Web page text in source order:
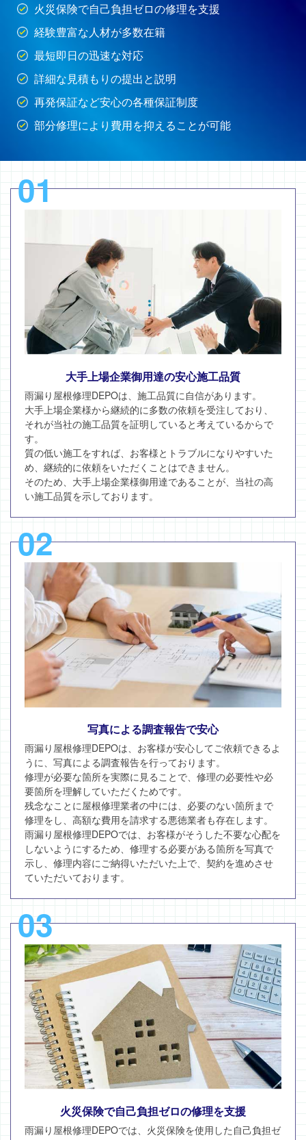
火災保険で自己負担ゼロの修理を支援
経験豊富な人材が多数在籍
最短即日の迅速な対応
詳細な見積もりの提出と説明
再発保証など安心の各種保証制度
部分修理により費用を抑えることが可能
01
大手上場企業御用達の安心施工品質
雨漏り屋根修理DEPOは、施工品質に自信があります。
大手上場企業様から継続的に多数の依頼を受注しており、
それが当社の施工品質を証明していると考えているからで
す。
質の低い施工をすれば、お客様とトラブルになりやすいた
め、継続的に依頼をいただくことはできません。
そのため、大手上場企業様御用達であることが、当社の高
い施工品質を示しております。
02
写真による調査報告で安心
雨漏り屋根修理DEPOは、お客様が安心してご依頼できるよ
うに、写真による調査報告を行っております。
修理が必要な箇所を実際に見ることで、修理の必要性や必
要箇所を理解していただくためです。
残念なことに屋根修理業者の中には、必要のない箇所まで
修理をし、高額な費用を請求する悪徳業者も存在します。
雨漏り屋根修理DEPOでは、お客様がそうした不要な心配を
しないようにするため、修理する必要がある箇所を写真で
示し、修理内容にご納得いただいた上で、契約を進めさせ
ていただいております。
03
火災保険で自己負担ゼロの修理を支援
雨漏り屋根修理DEPOでは、火災保険を使用した自己負担ゼ